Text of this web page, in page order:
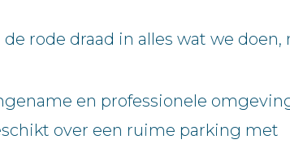
rode draad in alles wat we doen,
en professionele
over een ruime parking met